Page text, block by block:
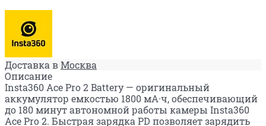
Доставка вМосква
Описание
​Insta360 Ace Pro 2 Battery — оригинальный
аккумулятор емкостью 1800 мА·ч, обеспечивающий
до 180 минут автономной работы камеры Insta360
Ace Pro 2. Быстрая зарядка PD позволяет зарядить